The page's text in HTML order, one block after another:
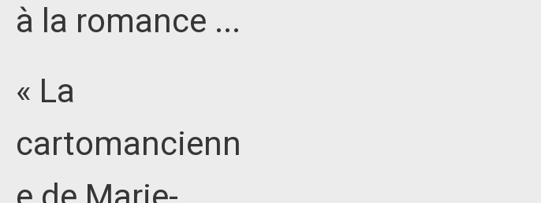
à la romance ...
« La
cartomancienn